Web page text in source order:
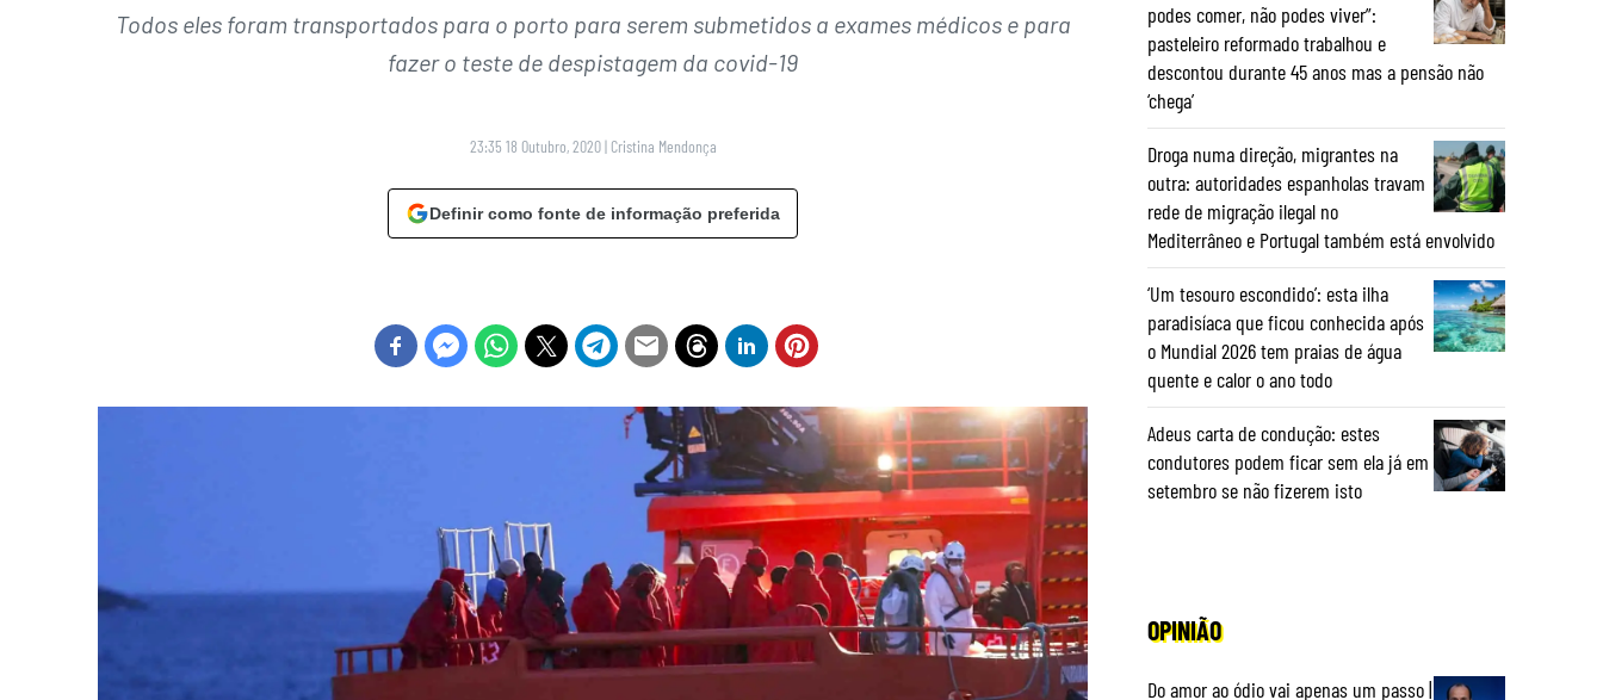
Todos eles foram transportados para o porto para serem submetidos a exames médicos e para
fazer o teste de despistagem da covid-19
23:35 18 Outubro, 2020 | Cristina Mendonça
Definir como fonte de informação preferida
podes comer, não podes viver”:
pasteleiro reformado trabalhou e
descontou durante 45 anos mas a pensão não
‘chega’
Droga numa direção, migrantes na
outra: autoridades espanholas travam
rede de migração ilegal no
Mediterrâneo e Portugal também está envolvido
‘Um tesouro escondido’: esta ilha
paradisíaca que ficou conhecida após
o Mundial 2026 tem praias de água
quente e calor o ano todo
Adeus carta de condução: estes
condutores podem ficar sem ela já em
setembro se não fizerem isto
OPINIÃO
Do amor ao ódio vai apenas um passo |